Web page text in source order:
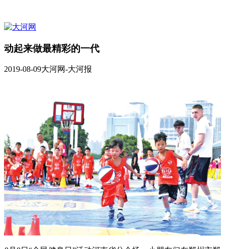
动起来做最精彩的一代
2019-08-09大河网-大河报